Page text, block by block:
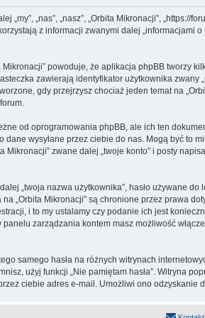
„nas”, „nasz”, „Orbita Mikronacji”, „https://
z informacji zwanymi dalej
powoduje, że aplikacja phpBB tworzy
zawierają identyfikator użytkownika zwany
gdy przejrzysz chociaż jeden temat na
od oprogramowania phpBB, ale ich ten
wysyłane przez ciebie do nas. Mogą być to
Mikronacji” zwane dalej „twoje konto” i posty
„twoja nazwa użytkownika”, hasło używane do
„Orbita Mikronacji” są chronione przez prawa
i to my ustalamy czy podanie ich jest
zarządzania kontem masz możliwość
samego hasła na różnych witrynach
użyj funkcji „Nie pamiętam hasła”. Witryna
ciebie adres e-mail. Umożliwi ono odzyskanie